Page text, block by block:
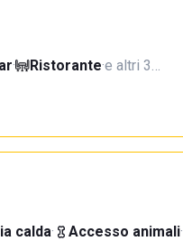
· Ristorante·e altri 3…
calda· Accesso animali·